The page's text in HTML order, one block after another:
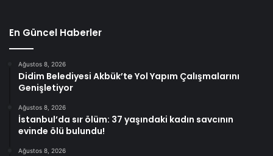
En Güncel Haberler
Ağustos 8, 2026
Didim Belediyesi Akbük’te Yol Yapım Çalışmalarını
Genişletiyor
Ağustos 8, 2026
İstanbul’da sır ölüm: 37 yaşındaki kadın savcının
evinde ölü bulundu!
Ağustos 8, 2026